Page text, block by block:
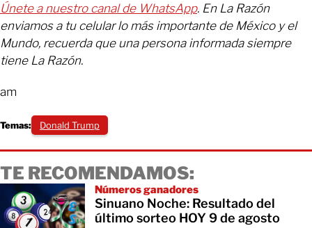
Únete a nuestro canal de WhatsApp. En La Razón
enviamos a tu celular lo más importante de México y el
Mundo, recuerda que una persona informada siempre
tiene La Razón.
am
Temas: Donald Trump
TE RECOMENDAMOS:
Números ganadores
Sinuano Noche: Resultado del
último sorteo HOY 9 de agosto